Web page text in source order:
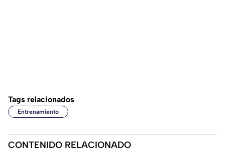
Tags relacionados
Entrenamiento
CONTENIDO RELACIONADO